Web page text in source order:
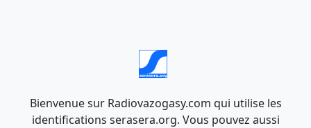
Bienvenue sur Radiovazogasy.com qui utilise les
identifications serasera.org. Vous pouvez aussi